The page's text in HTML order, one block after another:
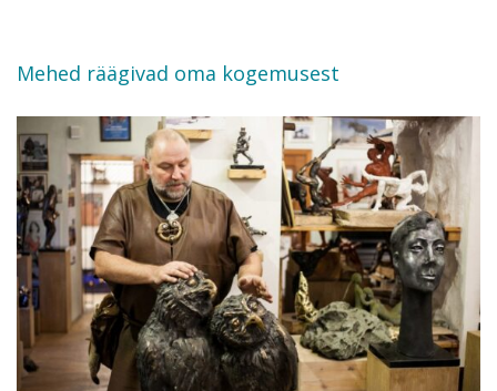
Mehed räägivad oma kogemusest